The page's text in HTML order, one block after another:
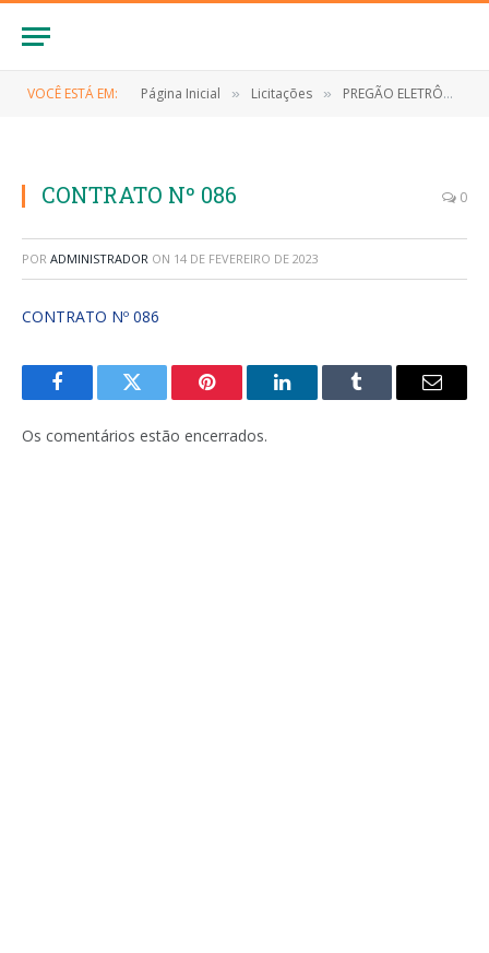
VOCÊ ESTÁ EM: Página Inicial » Licitações » PREGÃO ELETRÔNICO Nº 011/2022-SRP (AQUISIÇÃO DE MEDICAMENTOS DE USO HOSPITALAR)
CONTRATO Nº 086 0
POR ADMINISTRADOR ON 14 DE FEVEREIRO DE 2023
CONTRATO Nº 086
FacebookTwitter Pinterest LinkedInTumblr
E-
Os comentários estão encerrados.